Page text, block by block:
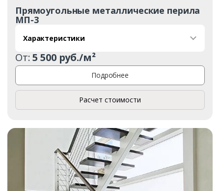
Ваше имя*
Ваш телефон*
Комментарий к заказу
Прямоугольные металлические перила
МП-3
Характеристики
От:5 500 руб./м²
Подробнее
Расчет стоимости